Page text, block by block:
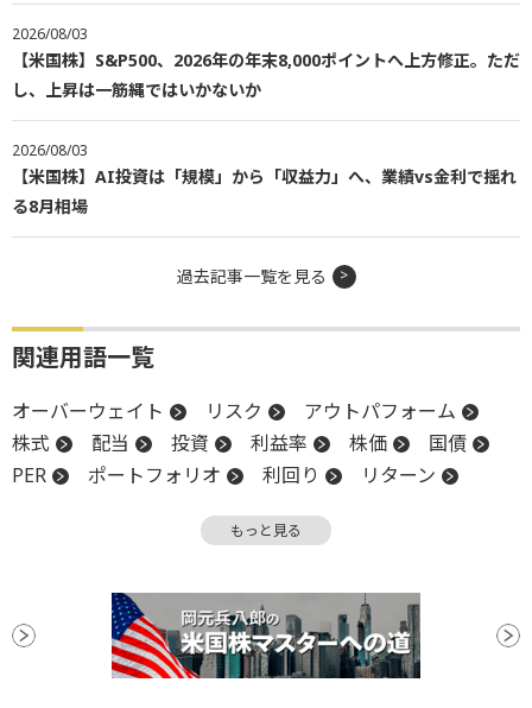
2026/08/03
【米国株】S&P500、2026年の年末8,000ポイントへ上方修正。ただ
し、上昇は一筋縄ではいかないか
2026/08/03
【米国株】AI投資は「規模」から「収益力」へ、業績vs金利で揺れ
る8月相場
過去記事一覧を見る
関連用語一覧
オーバーウェイト リスク
アウトパフォーム
株式
配当 投資 利益率 株価
国債
PER
ポートフォリオ 利回り
リターン
債券 社債
パフォーマンス
ファンド
もっと見る